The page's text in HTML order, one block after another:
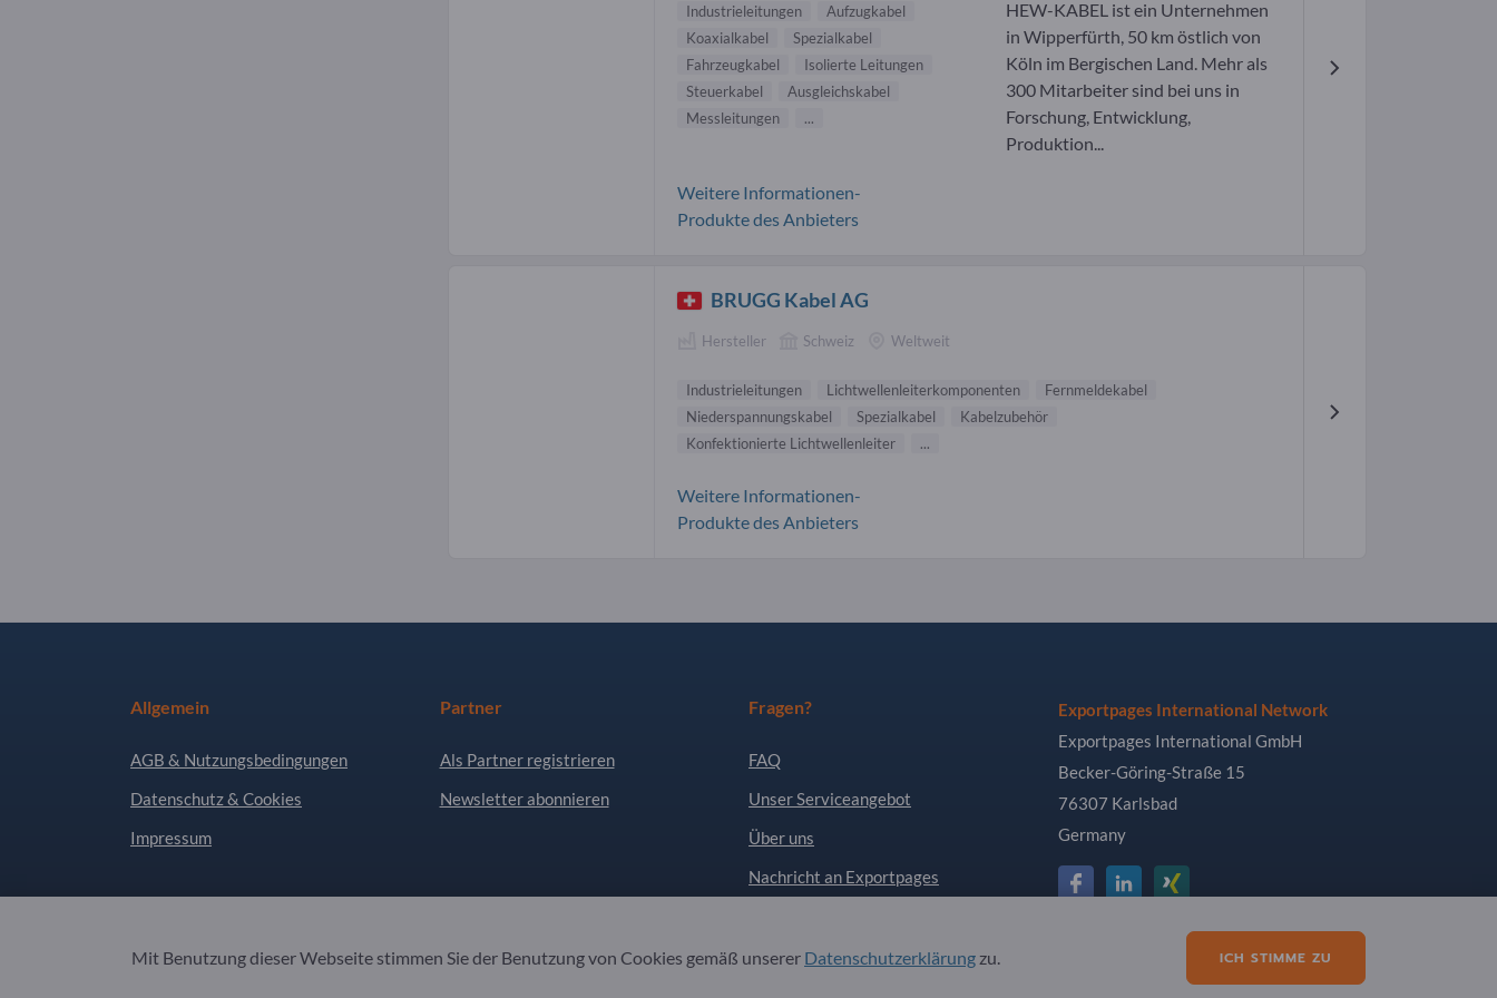
Industrieleitungen
Aufzugkabel
Koaxialkabel
Spezialkabel
Fahrzeugkabel
Isolierte Leitungen
Steuerkabel
Ausgleichskabel
Messleitungen
...
HEW-KABEL ist ein Unternehmen
in Wipperfürth, 50 km östlich von
Köln im Bergischen Land. Mehr als
300 Mitarbeiter sind bei uns in
Forschung, Entwicklung,
Produktion...
Weitere Informationen-
Produkte des Anbieters
BRUGG Kabel AG
Hersteller Schweiz Weltweit
Industrieleitungen Lichtwellenleiterkomponenten
Fernmeldekabel
Niederspannungskabel
Spezialkabel
Kabelzubehör
Konfektionierte Lichtwellenleiter
...
Weitere Informationen-
Produkte des Anbieters
Allgemein
AGB & Nutzungsbedingungen
Datenschutz & Cookies
Impressum
Partner
Als Partner registrieren
Newsletter abonnieren
Fragen?
FAQ
Unser Serviceangebot
Über uns
Nachricht an Exportpages
Exportpages International Network
Exportpages International GmbH
Becker-Göring-Straße 15
76307 Karlsbad
Germany
Copyright © 2026 Exportpages International GmbH. Alle Rechte vorbehalten.
Mit Benutzung dieser Webseite stimmen Sie der Benutzung von Cookies gemäß unserer Datenschutzerklärung zu. ICH STIMME ZU